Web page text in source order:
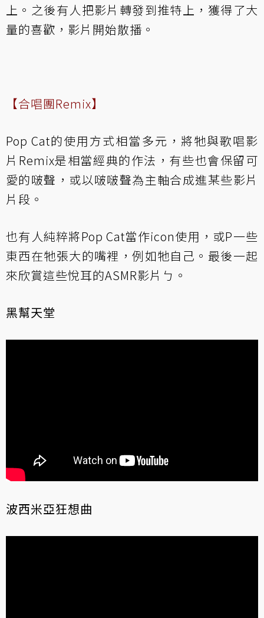
上。之後有人把影片轉發到推特上，獲得了大
量的喜歡，影片開始散播。
【合唱團Remix】
Pop Cat的使用方式相當多元，將牠與歌唱影
片Remix是相當經典的作法，有些也會保留可
愛的啵聲，或以啵啵聲為主軸合成進某些影片
片段。
也有人純粹將Pop Cat當作icon使用，或P一些
東西在牠張大的嘴裡，例如牠自己。最後一起
來欣賞這些悅耳的ASMR影片ㄅ。
黑幫天堂
波西米亞狂想曲